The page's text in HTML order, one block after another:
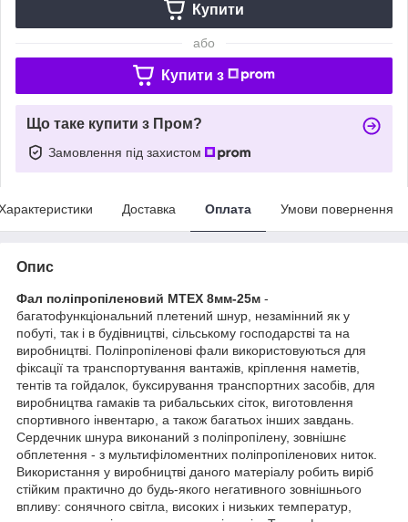
Купити
або
Купити з
Що таке купити з Пром?
Замовлення під захистом
Доставка Оплата Умови повернення
Опис
Фал поліпропіленовий MTEX 8мм-25м -
багатофункціональний плетений шнур, незамінний як у
побуті, так і в будівництві, сільському господарстві та на
виробництві. Поліпропіленові фали використовуються для
фіксації та транспортування вантажів, кріплення наметів,
тентів та гойдалок, буксирування транспортних засобів, для
виробництва гамаків та рибальських сіток, виготовлення
спортивного інвентарю, а також багатьох інших завдань.
Сердечник шнура виконаний з поліпропілену, зовнішнє
обплетення - з мультифіломентних поліпропіленових ниток.
Використання у виробництві даного матеріалу робить виріб
стійким практично до будь-якого негативного зовнішнього
впливу: сонячного світла, високих і низьких температур,